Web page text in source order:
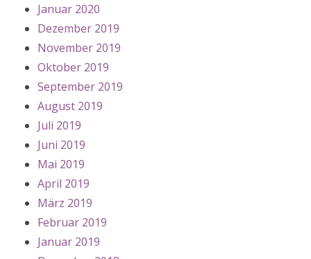
Januar 2020
Dezember 2019
November 2019
Oktober 2019
September 2019
August 2019
Juli 2019
Juni 2019
Mai 2019
April 2019
März 2019
Februar 2019
Januar 2019